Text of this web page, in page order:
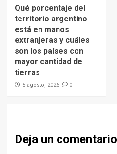
Qué porcentaje del
territorio argentino
está en manos
extranjeras y cuáles
son los países con
mayor cantidad de
tierras
5 agosto, 2026 0
Deja un comentario